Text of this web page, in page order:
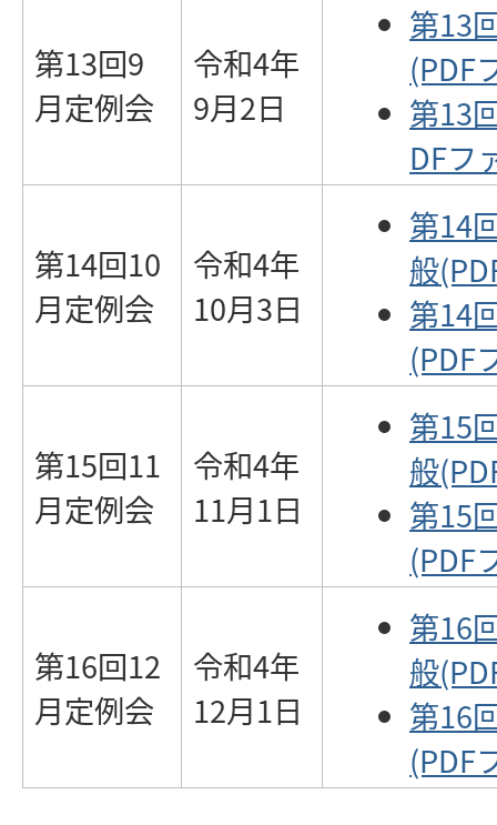
第13回9
月定例会
令和4年
9月2日
第13
(PDF
第13
DFフ
第14回10
月定例会
令和4年
10月3日
第14
般
第14
(PDF
第15回11
月定例会
令和4年
11月1日
第15
般
第15
(PDF
第16回12
月定例会
令和4年
12月1日
第16
般
第16
(PDF